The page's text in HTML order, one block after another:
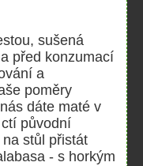
sušená
před konzumací
a
poměry
dáte maté v
původní
stůl přistát
- s horkým